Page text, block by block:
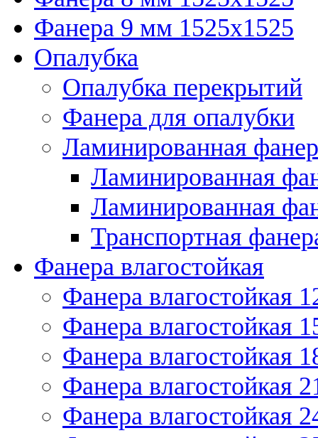
Фанера 9 мм 1525х1525
Опалубка
Опалубка перекрытий
Фанера для опалубки
Ламинированная
Ламинированная
Ламинированная
Транспортная
Фанера влагостойкая
Фанера влагостойкая
Фанера влагостойкая
Фанера влагостойкая
Фанера влагостойкая
Фанера влагостойкая